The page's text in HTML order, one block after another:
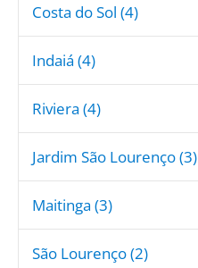
Costa do Sol (4)
Indaiá (4)
Riviera (4)
Jardim São Lourenço (3)
Maitinga (3)
São Lourenço (2)